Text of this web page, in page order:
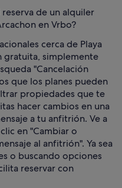
de un alquiler
en Vrbo?
cerca de Playa
gratuita, simplemente
"Cancelación
que los planes pueden
propiedades que te
hacer cambios en una
a tu anfitrión. Ve a
en "Cambiar o
al anfitrión". Ya sea
o buscando opciones
reservar con